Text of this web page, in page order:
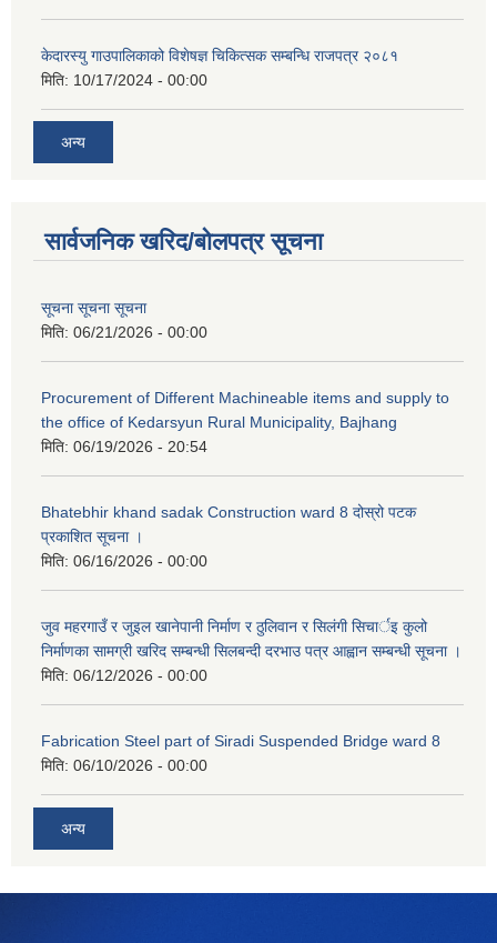
केदारस्यु गाउपालिकाको विशेषज्ञ चिकित्सक सम्बन्धि राजपत्र २०८१
मिति: 10/17/2024 - 00:00
अन्य
सार्वजनिक खरिद/बोलपत्र सूचना
सूचना सूचना सूचना
मिति: 06/21/2026 - 00:00
Procurement of Different Machineable items and supply to
the office of Kedarsyun Rural Municipality, Bajhang
मिति: 06/19/2026 - 20:54
Bhatebhir khand sadak Construction ward 8 दोस्रो पटक
प्रकाशित सूचना ।
मिति: 06/16/2026 - 00:00
जुव महरगाउँ र जुइल खानेपानी निर्माण र ठुलिवान र सिलंगी सिचार्इ कुलो
निर्माणका सामग्री खरिद सम्बन्धी सिलबन्दी दरभाउ पत्र आह्वान सम्बन्धी सूचना ।
मिति: 06/12/2026 - 00:00
Fabrication Steel part of Siradi Suspended Bridge ward 8
मिति: 06/10/2026 - 00:00
अन्य